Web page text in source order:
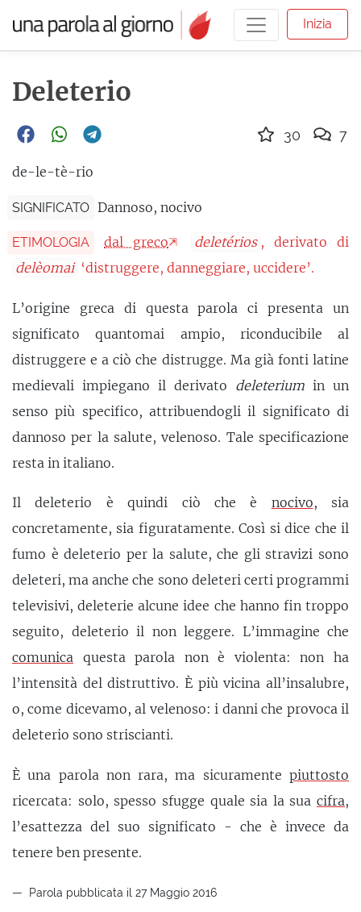
Inizia
Deleterio
de-le-tè-rio
SIGNIFICATO Dannoso, nocivo
ETIMOLOGIA dal greco deletérios , derivato di
delèomai ‘distruggere, danneggiare, uccidere’.
L’origine greca di questa parola ci presenta un
significato quantomai ampio, riconducibile al
distruggere e a ciò che distrugge. Ma già fonti latine
medievali impiegano il derivato deleterium in un
senso più specifico, attribuendogli il significato di
dannoso per la salute, velenoso. Tale specificazione
resta in italiano.
Il deleterio è quindi ciò che è nocivo, sia
concretamente, sia figuratamente. Così si dice che il
fumo è deleterio per la salute, che gli stravizi sono
deleteri, ma anche che sono deleteri certi programmi
televisivi, deleterie alcune idee che hanno fin troppo
seguito, deleterio il non leggere. L’immagine che
comunica questa parola non è violenta: non ha
l’intensità del distruttivo. È più vicina all’insalubre,
o, come dicevamo, al velenoso: i danni che provoca il
deleterio sono striscianti.
È una parola non rara, ma sicuramente piuttosto
ricercata: solo, spesso sfugge quale sia la sua cifra,
l’esattezza del suo significato - che è invece da
tenere ben presente.
Parola pubblicata il 27 Maggio 2016
30 7